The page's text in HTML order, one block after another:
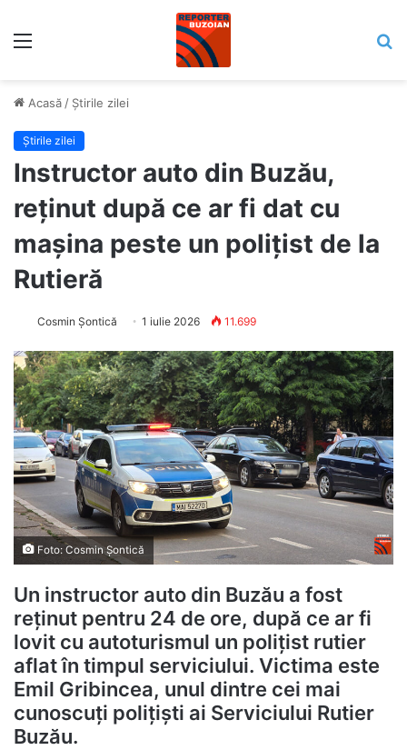
Acasă / Știrile zilei
Știrile zilei
Instructor auto din Buzău,
reținut după ce ar fi dat cu
mașina peste un polițist de la
Rutieră
Cosmin Șontică 1 iulie 2026 11.699
Foto: Cosmin Șontică
Un instructor auto din Buzău a fost
reținut pentru 24 de ore, după ce ar fi
lovit cu autoturismul un polițist rutier
aflat în timpul serviciului. Victima este
Emil Gribincea, unul dintre cei mai
cunoscuți polițiști ai Serviciului Rutier
Buzău.